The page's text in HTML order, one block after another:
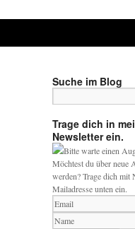
Suche im Blog
Trage dich in
Newsletter ein.
Bitte warte einen
Möchtest du über neue
werden? Trage dich mit
Mailadresse unten ein.